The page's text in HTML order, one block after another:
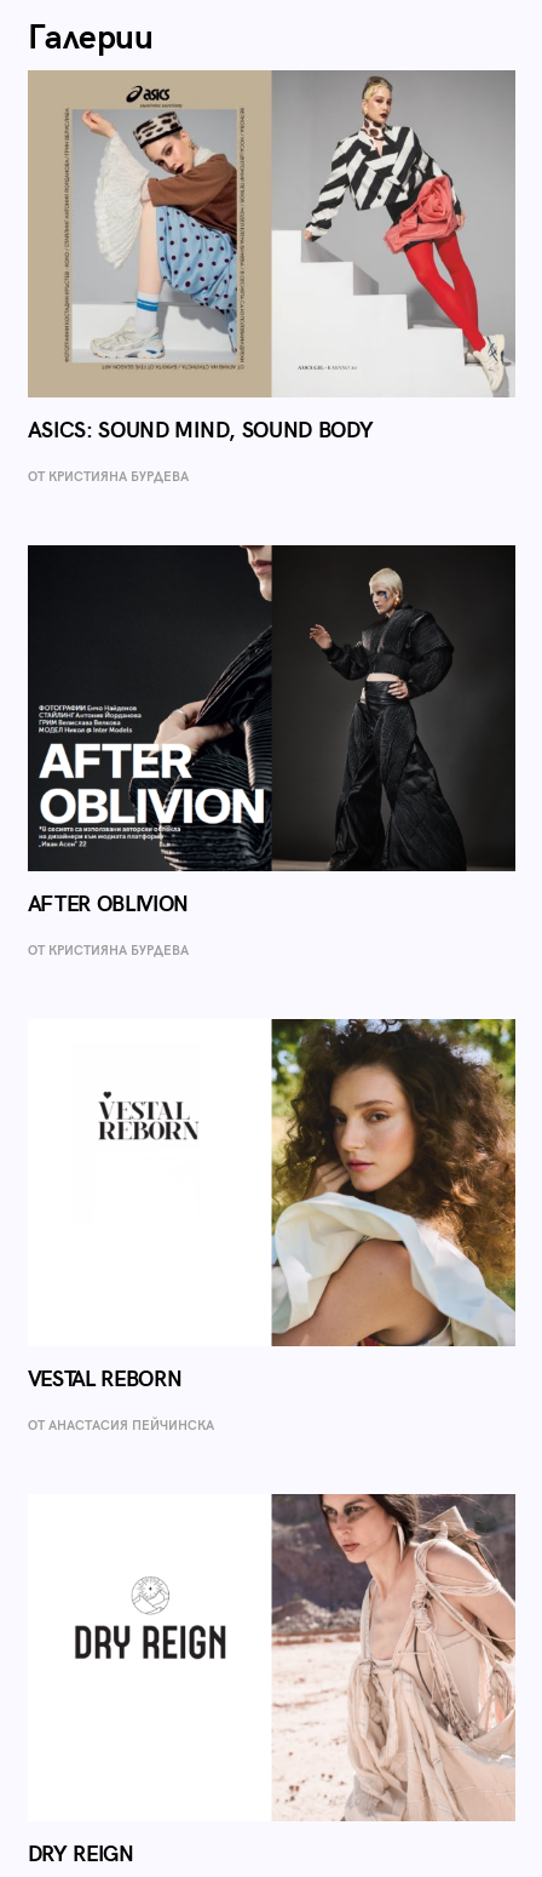
Галерии
ASICS: SOUND MIND, SOUND BODY
ОТ КРИСТИЯНА БУРДЕВА
AFTER OBLIVION
ОТ КРИСТИЯНА БУРДЕВА
VESTAL REBORN
ОТ AНАСТАСИЯ ПЕЙЧИНСКА
DRY REIGN